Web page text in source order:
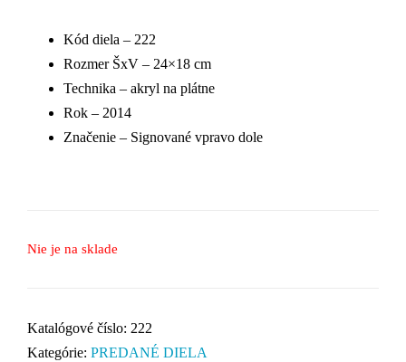
Kód diela – 222
Rozmer ŠxV – 24×18 cm
Technika – akryl na plátne
Rok – 2014
Značenie – Signované vpravo dole
Nie je na sklade
Katalógové číslo: 222
Kategórie: PREDANÉ DIELA